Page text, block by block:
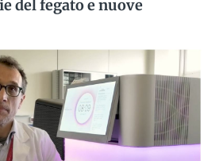
del fegato e nuove